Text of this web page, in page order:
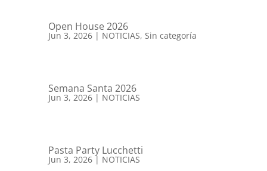
Open House 2026
Jun 3, 2026| NOTICIAS, Sin categoría
Semana Santa 2026
Jun 3, 2026| NOTICIAS
Pasta Party Lucchetti
Jun 3, 2026| NOTICIAS